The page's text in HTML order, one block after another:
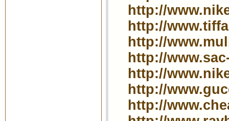
http://
http://
http://
http://
http://
http://
http://